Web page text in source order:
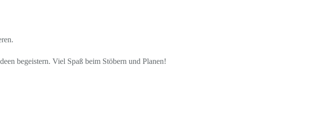
begeistern. Viel Spaß beim Stöbern und Planen!